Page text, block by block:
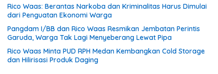
Rico Waas: Berantas Narkoba dan Kriminalitas Harus Dimulai
dari Penguatan Ekonomi Warga
Pangdam I/BB dan Rico Waas Resmikan Jembatan Perintis
Garuda, Warga Tak Lagi Menyeberang Lewat Pipa
Rico Waas Minta PUD RPH Medan Kembangkan Cold Storage
dan Hilirisasi Produk Daging